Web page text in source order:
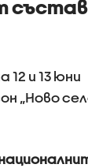
и 13 юни
„Ново